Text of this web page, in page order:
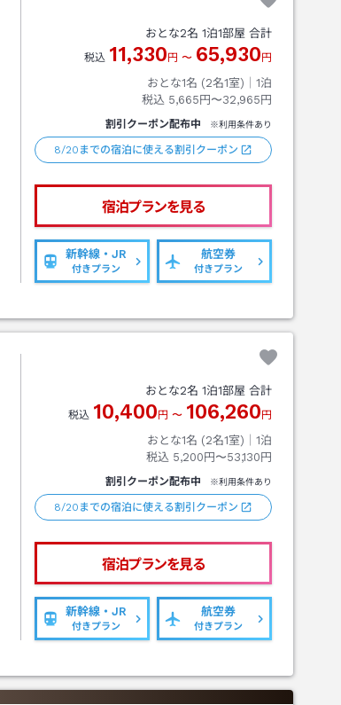
おとな2名 1泊1部屋 合計
税込 11,330 円 〜 65,930 円
おとな1名 (2名1室)｜ 1泊
税込 5,665円〜32,965円
割引クーポン配布中 ※利用条件あり
8/20までの宿泊に使える割引クーポン
宿泊プランを見る
新幹線・JR
付きプラン
航空券
付きプラン
おとな2名 1泊1部屋 合計
税込 10,400 円 〜 106,260 円
おとな1名 (2名1室)｜ 1泊
税込 5,200円〜53,130円
割引クーポン配布中 ※利用条件あり
8/20までの宿泊に使える割引クーポン
宿泊プランを見る
新幹線・JR
付きプラン
航空券
付きプラン